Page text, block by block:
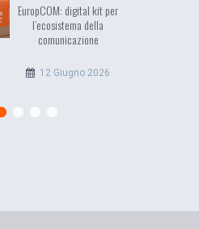
EuropCOM: digital kit per
l’ecosistema della
comunicazione
12 Giugno 2026